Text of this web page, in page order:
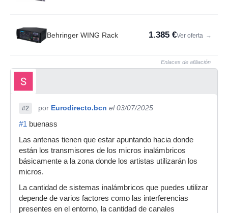
Behringer WING Rack 1.385 €Ver oferta →
Enlaces de afiliación
#2 por Eurodirecto.bcn el 03/07/2025
#1 buenass
Las antenas tienen que estar apuntando hacia donde
están los transmisores de los micros inalámbricos
básicamente a la zona donde los artistas utilizarán los
micros.
La cantidad de sistemas inalámbricos que puedes utilizar
depende de varios factores como las interferencias
presentes en el entorno, la cantidad de canales